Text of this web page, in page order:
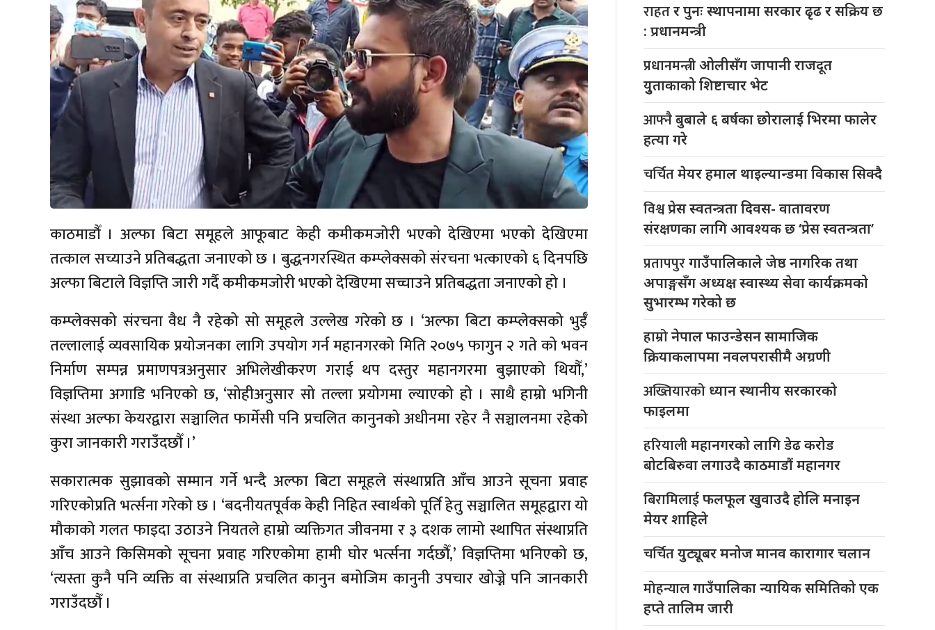
काठमाडौँ । अल्फा बिटा समूहले आफूबाट केही कमीकमजोरी भएको देखिएमा भएको देखिएमा
तत्काल सच्याउने प्रतिबद्धता जनाएको छ । बुद्धनगरस्थित कम्प्लेक्सको संरचना भत्काएको ६ दिनपछि
अल्फा बिटाले विज्ञप्ति जारी गर्दै कमीकमजोरी भएको देखिएमा सच्चाउने प्रतिबद्धता जनाएको हो ।
कम्प्लेक्सको संरचना वैध नै रहेको सो समूहले उल्लेख गरेको छ । ‘अल्फा बिटा कम्प्लेक्सको भुईँ
तल्लालाई व्यवसायिक प्रयोजनका लागि उपयोग गर्न महानगरको मिति २०७५ फागुन २ गते को भवन
निर्माण सम्पन्न प्रमाणपत्रअनुसार अभिलेखीकरण गराई थप दस्तुर महानगरमा बुझाएको थियौँ,’
विज्ञप्तिमा अगाडि भनिएको छ, ‘सोहीअनुसार सो तल्ला प्रयोगमा ल्याएको हो । साथै हाम्रो भगिनी
संस्था अल्फा केयरद्वारा सञ्चालित फार्मेसी पनि प्रचलित कानुनको अधीनमा रहेर नै सञ्चालनमा रहेको
कुरा जानकारी गराउँदछौँ ।’
सकारात्मक सुझावको सम्मान गर्ने भन्दै अल्फा बिटा समूहले संस्थाप्रति आँच आउने सूचना प्रवाह
गरिएकोप्रति भर्त्सना गरेको छ । ‘बदनीयतपूर्वक केही निहित स्वार्थको पूर्ति हेतु सञ्चालित समूहद्वारा यो
मौकाको गलत फाइदा उठाउने नियतले हाम्रो व्यक्तिगत जीवनमा र ३ दशक लामो स्थापित संस्थाप्रति
आँच आउने किसिमको सूचना प्रवाह गरिएकोमा हामी घोर भर्त्सना गर्दछौँ,’ विज्ञप्तिमा भनिएको छ,
‘त्यस्ता कुनै पनि व्यक्ति वा संस्थाप्रति प्रचलित कानुन बमोजिम कानुनी उपचार खोज्ने पनि जानकारी
गराउँदछौँ ।
राहतर पुनः स्थापनामा सरकार ढृढ र सक्रिय छ
: प्रधानमन्त्री
प्रधानमन्त्रीओलीसँग जापानी राजदूत
युुताकाको शिष्टाचार भेट
आफ्नैबुबाले ६ बर्षका छोरालाई भिरमा फालेर
हत्या गरे
चर्चितमेयर हमाल थाइल्यान्डमा विकास सिक्दै
विश्वप्रेस स्वतन्त्रता दिवस- वातावरण
संरक्षणका लागि आवश्यक छ ‘प्रेस स्वतन्त्रता’
प्रतापपुरगाउँपालिकाले जेष्ठ नागरिक तथा
अपाङ्गसँग अध्यक्ष स्वास्थ्य सेवा कार्यक्रमको
सुभारम्भ गरेको छ
हाम्रोनेपाल फाउन्डेसन सामाजिक
क्रियाकलापमा नवलपरासीमै अग्रणी
अख्तियारको ध्यान स्थानीय सरकारको
फाइलमा
हरियालीमहानगरको लागि डेढ करोड
बोटबिरुवा लगाउदै काठमाडौं महानगर
बिरामिलाईफलफूल खुवाउदै होलि मनाइन
मेयर शाहिले
चर्चितयुट्यूबर मनोज मानव कारागार चलान
मोहन्यालगाउँपालिका न्यायिक समितिको एक
हप्ते तालिम जारी